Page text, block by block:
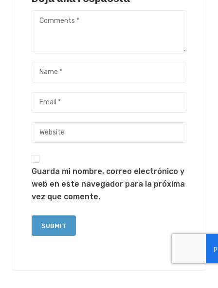
Guarda mi nombre, correo electrónico y
web en este navegador para la próxima
vez que comente.